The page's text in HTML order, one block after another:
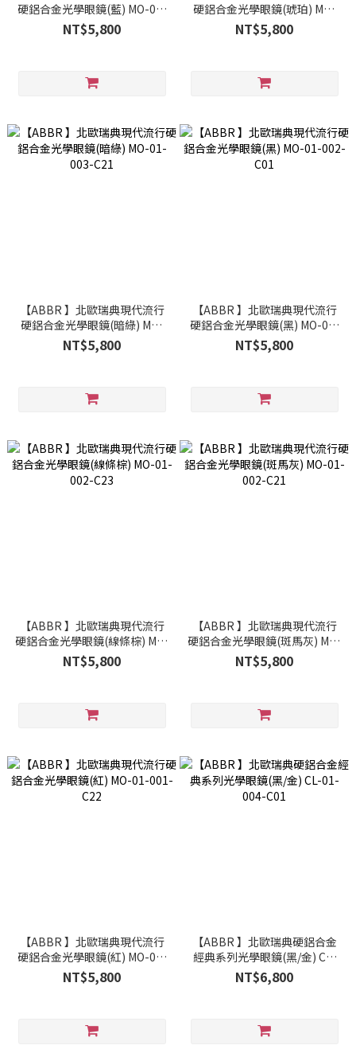
硬鋁合金光學眼鏡(藍) MO-01-
003-C13
NT$5,800
硬鋁合金光學眼鏡(琥珀) MO-
01-003-C23
NT$5,800
【ABBR 】北歐瑞典現代流行
硬鋁合金光學眼鏡(暗綠) MO-
01-003-C21
NT$5,800
【ABBR 】北歐瑞典現代流行
硬鋁合金光學眼鏡(黑) MO-01-
002-C01
NT$5,800
【ABBR 】北歐瑞典現代流行
硬鋁合金光學眼鏡(線條棕) MO-
01-002-C23
NT$5,800
【ABBR 】北歐瑞典現代流行
硬鋁合金光學眼鏡(斑馬灰) MO-
01-002-C21
NT$5,800
【ABBR 】北歐瑞典現代流行
硬鋁合金光學眼鏡(紅) MO-01-
001-C22
NT$5,800
【ABBR 】北歐瑞典硬鋁合金
經典系列光學眼鏡(黑/金) CL-
01-004-C01
NT$6,800